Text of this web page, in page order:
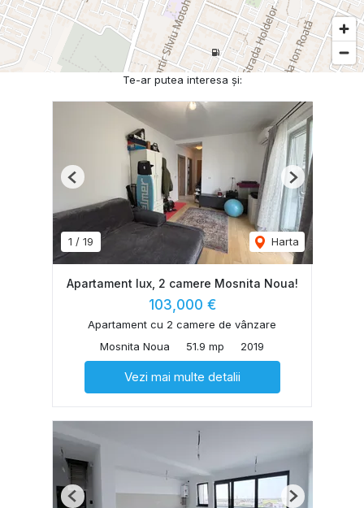
Te-ar putea interesa și:
1 / 19 Harta
Previous Next
Apartament lux, 2 camere Mosnita Noua!
103,000 €
Apartament cu 2 camere de vânzare
Mosnita Noua
51.9 mp 2019
Vezi mai multe detalii
Previous Next